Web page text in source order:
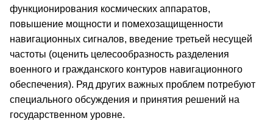
функционирования космических аппаратов,
повышение мощности и помехозащищенности
навигационных сигналов, введение третьей несущей
частоты (оценить целесообразность разделения
военного и гражданского контуров навигационного
обеспечения). Ряд других важных проблем потребуют
специального обсуждения и принятия решений на
государственном уровне.